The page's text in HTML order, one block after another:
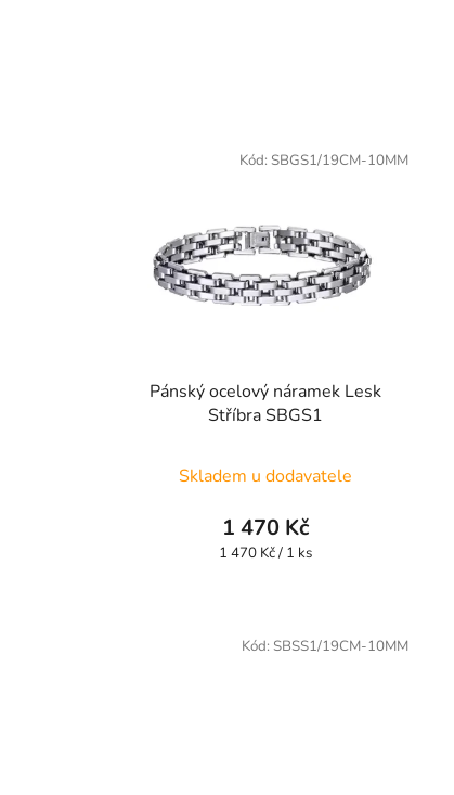
Pánský ocelový náramek Lesk
Stříbra SBGS1
Skladem u dodavatele
1 470 Kč
Měrná
1 470 Kč / 1 ks
Kód: SBGS1/19CM-10MM
Kód: SBSS1/19CM-10MM